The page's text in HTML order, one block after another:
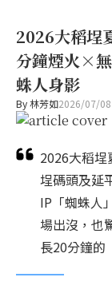
2026大稻埕
分鐘煙火×
蛛人身影
By林芳如2026/07/08
2026大稻
埕碼頭及延
IP「蜘蛛人
場出沒，也
長20分鐘的